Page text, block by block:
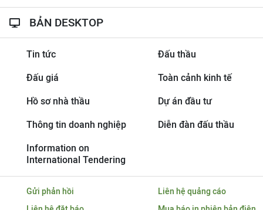
BẢN DESKTOP
Tin tức Đấu thầu
Đấu giá Toàn cảnh kinh tế
Hồ sơ nhà thầu Dự án đầu tư
Thông tin doanh nghiệp Diễn đàn đấu thầu
Information on
International Tendering
Gửi phản hồi
Liên hệ quảng cáo